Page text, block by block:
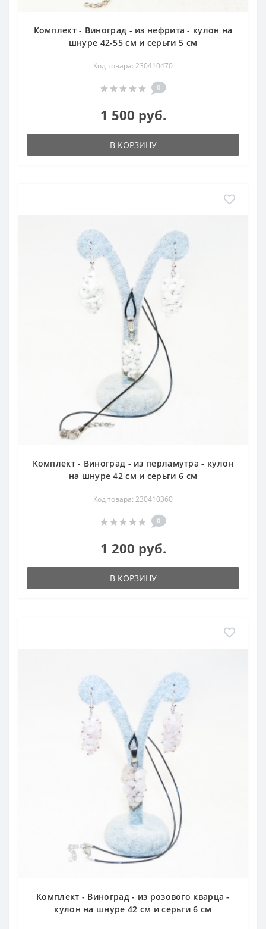
Комплект - Виноград - из нефрита - кулон на
шнуре 42-55 см и серьги 5 см
Код товара: 230410470
0
1 500 руб.
В КОРЗИНУ
Комплект - Виноград - из перламутра - кулон
на шнуре 42 см и серьги 6 см
Код товара: 230410360
0
1 200 руб.
В КОРЗИНУ
Комплект - Виноград - из розового кварца -
кулон на шнуре 42 см и серьги 6 см